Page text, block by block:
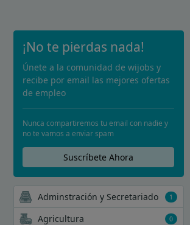
¡No te pierdas nada!
Únete a la comunidad de wijobs y
recibe por email las mejores ofertas
de empleo
Nunca compartiremos tu email con nadie y
no te vamos a enviar spam
Suscríbete Ahora
Adminstración y Secretariado 1
Agricultura 0